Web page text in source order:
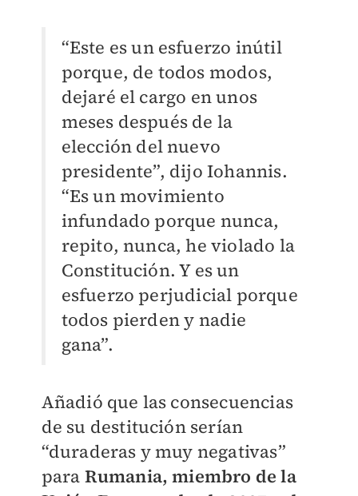
“Este es un esfuerzo inútil
porque, de todos modos,
dejaré el cargo en unos
meses después de la
elección del nuevo
presidente”, dijo Iohannis.
“Es un movimiento
infundado porque nunca,
repito, nunca, he violado la
Constitución. Y es un
esfuerzo perjudicial porque
todos pierden y nadie
gana”.
Añadió que las consecuencias
de su destitución serían
“duraderas y muy negativas”
para Rumania, miembro de la